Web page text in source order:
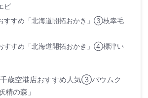
ビ
すすめ「北海道開拓おかき」③枝幸毛
すすめ「北海道開拓おかき」④標津い
歳空港店おすすめ人気③バウムク
精の森」